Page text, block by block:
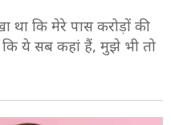
था कि मेरे पास करोड़ों की
ये सब कहां हैं, मुझे भी तो